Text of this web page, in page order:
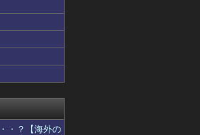
外...
反...
・？【海外の